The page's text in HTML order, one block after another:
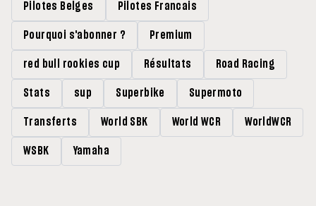
Pilotes Belges Pilotes Francais
Pourquoi s'abonner ? Premium
red bull rookies cup Résultats Road Racing
Stats sup Superbike Supermoto
Transferts World SBK World WCR WorldWCR
WSBK Yamaha